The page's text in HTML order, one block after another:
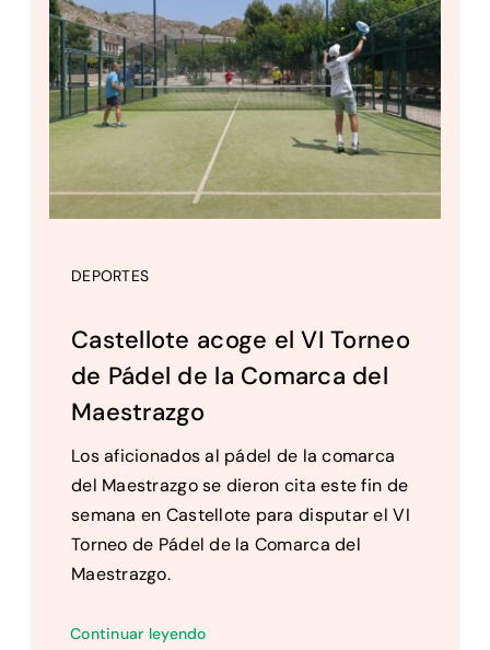
DEPORTES
Castellote acoge el VI Torneo
de Pádel de la Comarca del
Maestrazgo
Los aficionados al pádel de la comarca
del Maestrazgo se dieron cita este fin de
semana en Castellote para disputar el VI
Torneo de Pádel de la Comarca del
Maestrazgo.
Continuar leyendo